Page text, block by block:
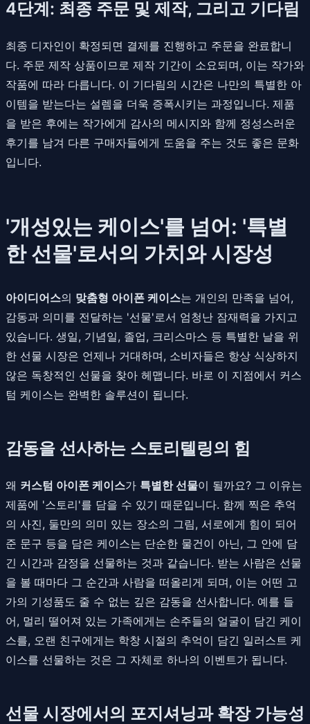
4단계: 최종 주문 및 제작, 그리고 기다림
최종 디자인이 확정되면 결제를 진행하고 주문을 완료합니
다. 주문 제작 상품이므로 제작 기간이 소요되며, 이는 작가와
작품에 따라 다릅니다. 이 기다림의 시간은 나만의 특별한 아
이템을 받는다는 설렘을 더욱 증폭시키는 과정입니다. 제품
을 받은 후에는 작가에게 감사의 메시지와 함께 정성스러운
후기를 남겨 다른 구매자들에게 도움을 주는 것도 좋은 문화
입니다.
'개성있는 케이스'를 넘어: '특별
한 선물'로서의 가치와 시장성
아이디어스의 맞춤형 아이폰 케이스는 개인의 만족을 넘어,
감동과 의미를 전달하는 '선물'로서 엄청난 잠재력을 가지고
있습니다. 생일, 기념일, 졸업, 크리스마스 등 특별한 날을 위
한 선물 시장은 언제나 거대하며, 소비자들은 항상 식상하지
않은 독창적인 선물을 찾아 헤맵니다. 바로 이 지점에서 커스
텀 케이스는 완벽한 솔루션이 됩니다.
감동을 선사하는 스토리텔링의 힘
왜 커스텀 아이폰 케이스가 특별한 선물이 될까요? 그 이유는
제품에 '스토리'를 담을 수 있기 때문입니다. 함께 찍은 추억
의 사진, 둘만의 의미 있는 장소의 그림, 서로에게 힘이 되어
준 문구 등을 담은 케이스는 단순한 물건이 아닌, 그 안에 담
긴 시간과 감정을 선물하는 것과 같습니다. 받는 사람은 선물
을 볼 때마다 그 순간과 사람을 떠올리게 되며, 이는 어떤 고
가의 기성품도 줄 수 없는 깊은 감동을 선사합니다. 예를 들
어, 멀리 떨어져 있는 가족에게는 손주들의 얼굴이 담긴 케이
스를, 오랜 친구에게는 학창 시절의 추억이 담긴 일러스트 케
이스를 선물하는 것은 그 자체로 하나의 이벤트가 됩니다.
선물 시장에서의 포지셔닝과 확장 가능성